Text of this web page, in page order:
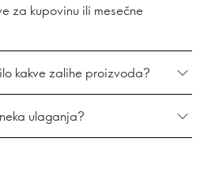
za kupovinu ili mesečne
kakve zalihe proizvoda?
ulaganja?